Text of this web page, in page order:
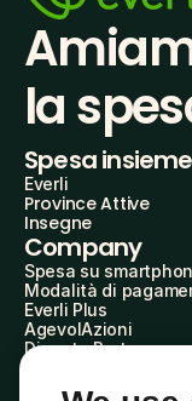
la
Spesa insieme
Everli
Province Attive
Insegne
Company
Spesa su
Modalità di
Everli Plus
AgevolAzioni
Diventa Partner
Everli Shoppers